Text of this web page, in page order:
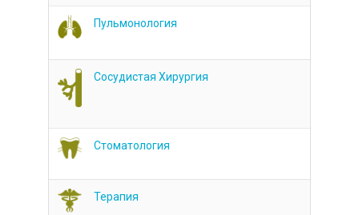
Пульмонология
Сосудистая Хирургия
Стоматология
Терапия